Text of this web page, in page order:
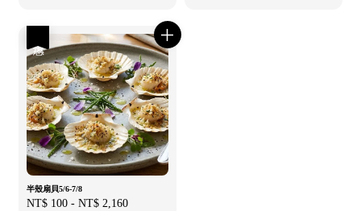
半殼扇貝5/6-7/8
Sale
NT$ 100 - NT$ 2,160